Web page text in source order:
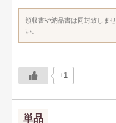
領収書や納品書は同封致しま
い。
+1
単品